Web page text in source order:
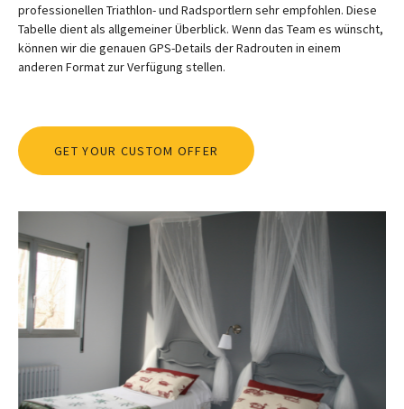
professionellen Triathlon- und Radsportlern sehr empfohlen. Diese
Tabelle dient als allgemeiner Überblick. Wenn das Team es wünscht,
können wir die genauen GPS-Details der Radrouten in einem
anderen Format zur Verfügung stellen.
GET YOUR CUSTOM OFFER